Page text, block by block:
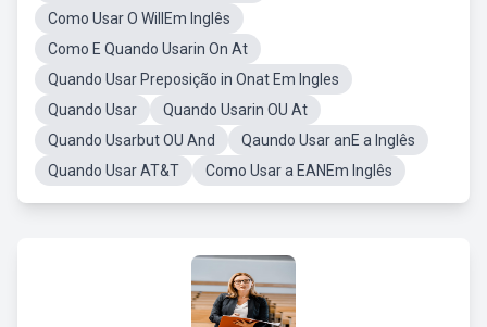
Como Usar O WillEm Inglês
Como E Quando Usarin On At
Quando Usar Preposição in Onat Em Ingles
Quando Usar
Quando Usarin OU At
Quando Usarbut OU And
Qaundo Usar anE a Inglês
Quando Usar AT&T
Como Usar a EANEm Inglês